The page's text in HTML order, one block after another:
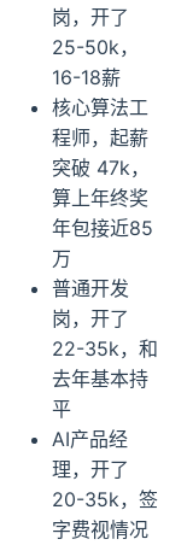
岗，开了
25-50k，
16-18薪
核心算法工
程师，起薪
突破 47k，
算上年终奖
年包接近85
万
普通开发
岗，开了
22-35k，和
去年基本持
平
AI产品经
理，开了
20-35k，签
字费视情况